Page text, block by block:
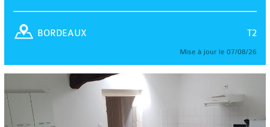
T2
BORDEAUX
Mise à jour le 07/08/26